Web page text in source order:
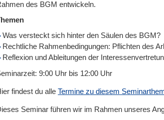
des BGM entwickeln.
Was versteckt sich hinter den Säulen des BGM?
Rechtliche Rahmenbedingungen: Pflichten des
Reflexion und Ableitungen der
9:00 Uhr bis 12:00 Uhr
findest du alle Termine zu diesem
Seminar führen wir im Rahmen unseres